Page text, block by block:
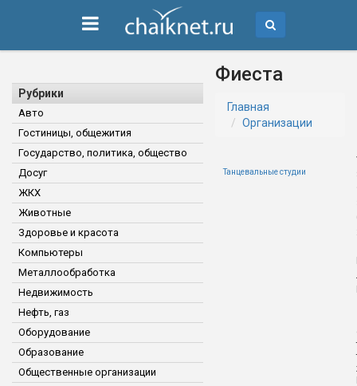
Рубрики
Авто
Гостиницы, общежития
Государство, политика, общество
Досуг
ЖКХ
Животные
Здоровье и красота
Компьютеры
Металлообработка
Недвижимость
Нефть, газ
Оборудование
Образование
Общественные организации
Фиеста
Главная
Организации
Танцевальные студии